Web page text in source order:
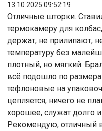
13.10.2025 09:52:19
Отличные шторки.
термокамеру для
держат, не прилипают,
температуру без
плотный, но мягкий.
всё подошло по
тефлоновые на
цепляется, ничего не
хорошее, служат долго
Рекомендую, отличный